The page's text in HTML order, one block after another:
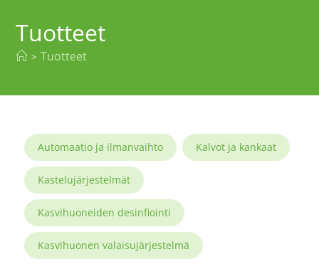
Tuotteet
> Tuotteet
Automaatio ja ilmanvaihto Kalvot ja kankaat
Kastelujärjestelmät
Kasvihuoneiden desinfiointi
Kasvihuonen valaisujärjestelmä